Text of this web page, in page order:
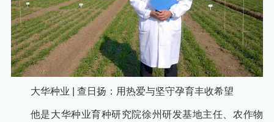
大华种业 | 查日扬：用热爱与坚守孕育丰收希望
他是大华种业育种研究院徐州研发基地主任、农作物